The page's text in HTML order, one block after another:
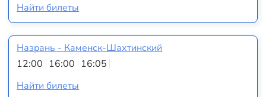
Найти билеты
Назрань - Каменск-Шахтинский
12:00 16:00 16:05
Найти билеты